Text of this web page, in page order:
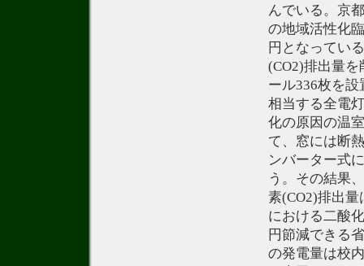
んでいる。京
の地域活性化
円となってい
(CO2)排出量
ール336枚を
相当する全電
化の原因の温
て、窓には断
ンバーター式
う。その結果
素(CO2)排出
における二酸
円節減できる
の発電量は校